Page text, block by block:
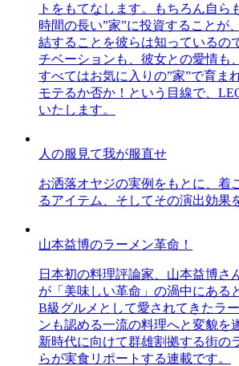
トをもてなします。もちろん自ら
時間の長い”家”に投資することが
結することを彼らは知っているの
チベーションも、彼女との愛情も
すべてはお気に入りの”家”で育ま
モテるか否か！という目線で、
いたします。
人の服見て我が服直せ
お洒落オヤジの実例をもとに、着
るアイテム、そしてその演出効果
山本益博のラーメン革命！
日本初の料理評論家、山本益博さ
が「美味しい革命」の渦中にある
B級グルメとして愛されてきたラ
ンも認める一流の料理へと変貌を
新時代に向けて群雄割拠する街の
らが実食リポートする連載です。